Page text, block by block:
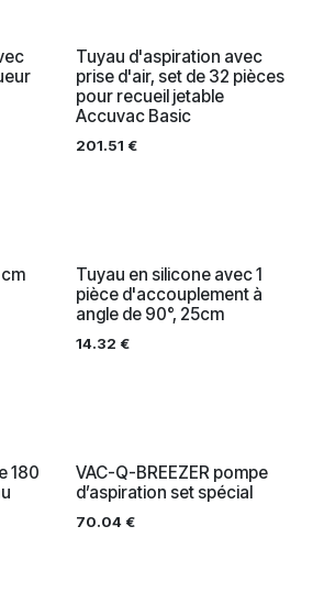
Tuyau d'aspiration avec
prise d'air, set de 32 pièces
pour recueil jetable
Accuvac Basic
201.51 €
Tuyau en silicone avec 1
pièce d'accouplement à
angle de 90°, 25cm
14.32 €
180
VAC-Q-BREEZER pompe
d’aspiration set spécial
70.04€